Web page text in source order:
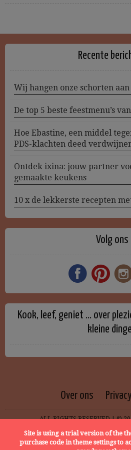
Recente
Wij hangen onze schorten
De top 5 beste feestmenu’s
Hoe Ebastine, een middel
PDS-klachten deed
Ontdek ixina: jouw partner
gemaakte keukens
10 x de lekkerste recepten
Volg ons
Kook, leef, geniet … over
kleine
Over ons
ALL RIGHTS RESERVED | ©
Site is using a trial version of the
purchase code in theme settings to